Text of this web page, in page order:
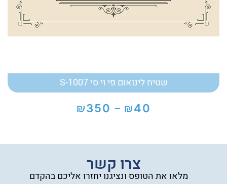
שטיח לינואום פי וי סי S-1007
₪40
–
₪350
טווח
עד
צרו קשר
מלאו את הטופס ונציגנו יחזרו אליכם בהקדם